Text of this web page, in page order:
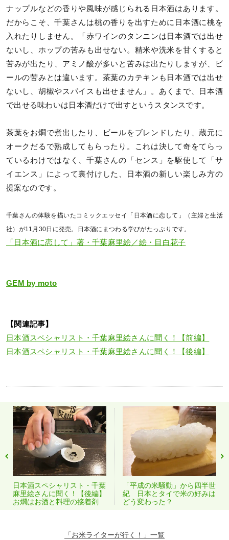
ナップルなどの香りや風味が感じられる日本酒はあります。
だからこそ、千葉さんは桃の香りを出すために日本酒に桃を
入れたりしません。「赤ワインのタンニンは日本酒では出せ
ないし、ホップの苦みも出せない。精米や洗米を甘くすると
苦みが出たり、アミノ酸が多いと苦みは出たりしますが、ビ
ールの苦みとは違います。茶葉のカテキンも日本酒では出せ
ないし、胡椒やスパイスも出せません」。あくまで、日本酒
で出せる味わいは日本酒だけで出すというスタンスです。
茶葉をお燗で煮出したり、ビールをブレンドしたり、蔵元に
オークだるで熟成してもらったり。これは決して奇をてらっ
ているわけではなく、千葉さんの「センス」を駆使して「サ
イエンス」によって裏付けした、日本酒の新しい楽しみ方の
提案なのです。
千葉さんの体験を描いたコミックエッセイ「日本酒に恋して」（主婦と生活
社）が11月30日に発売。日本酒にまつわる学びがたっぷりです。
「日本酒に恋して」著・千葉麻里絵／絵・目白花子
GEM by moto
【関連記事】
日本酒スペシャリスト・千葉麻里絵さんに聞く！【前編】
日本酒スペシャリスト・千葉麻里絵さんに聞く！【後編】
日本酒スペシャリスト・千葉
麻里絵さんに聞く！【後編】
お燗はお酒と料理の接着剤
「平成の米騒動」から四半世
紀 日本とタイで米の好みは
どう変わった？
「お米ライターが行く！」